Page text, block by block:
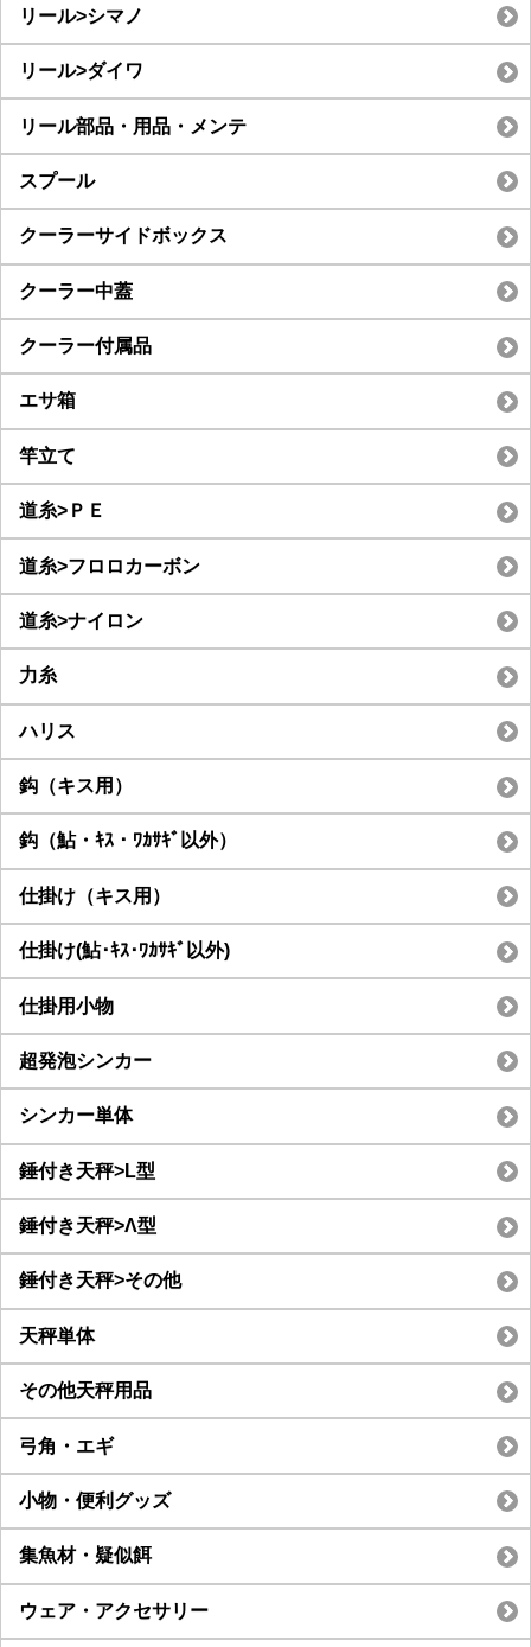
リール>シマノ
リール>ダイワ
リール部品・用品・メンテ
スプール
クーラーサイドボックス
クーラー中蓋
クーラー付属品
エサ箱
竿立て
道糸>ＰＥ
道糸>フロロカーボン
道糸>ナイロン
力糸
ハリス
鈎（キス用）
鈎（鮎・ｷｽ・ﾜｶｻｷﾞ以外）
仕掛け（キス用）
仕掛け(鮎･ｷｽ･ﾜｶｻｷﾞ以外)
仕掛用小物
超発泡シンカー
シンカー単体
錘付き天秤>L型
錘付き天秤>Λ型
錘付き天秤>その他
天秤単体
その他天秤用品
弓角・エギ
小物・便利グッズ
集魚材・疑似餌
ウェア・アクセサリー